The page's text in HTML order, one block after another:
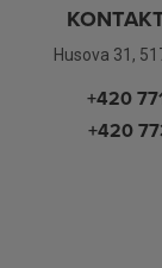
Husova 31,
+420
+420